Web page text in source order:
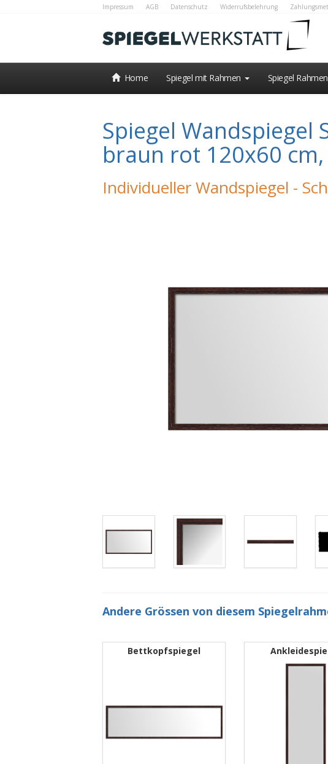
Impressum AGB Datenschutz Widerrufsbelehrung
Home Spiegel mit Rahmen Spiegel
Spiegel Wandspiegel
braun rot 120x60
Individueller Wandspiegel -
Andere Grössen von diesem
Bettkopfspiegel